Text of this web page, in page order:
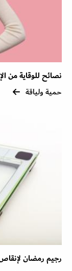
نصائح للوقاية من
حمية ولياقة
رجيم رمضان